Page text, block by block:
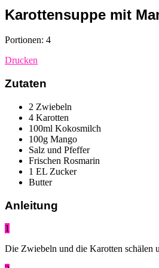
Karottensuppe mit
Portionen: 4
Drucken
Zutaten
2 Zwiebeln
4 Karotten
100ml Kokosmilch
100g Mango
Salz und Pfeffer
Frischen Rosmarin
1 EL Zucker
Butter
Anleitung
1
Die Zwiebeln und die Karotten schälen